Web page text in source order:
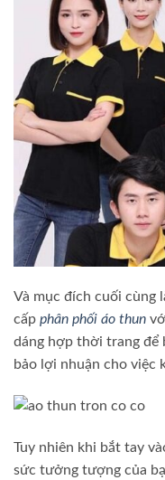
Và mục đích cuối cùng
cấp phân phối áo thun
dáng hợp thời trang để
bảo lợi nhuận cho việc
Tuy nhiên khi bắt tay
sức tưởng tượng của